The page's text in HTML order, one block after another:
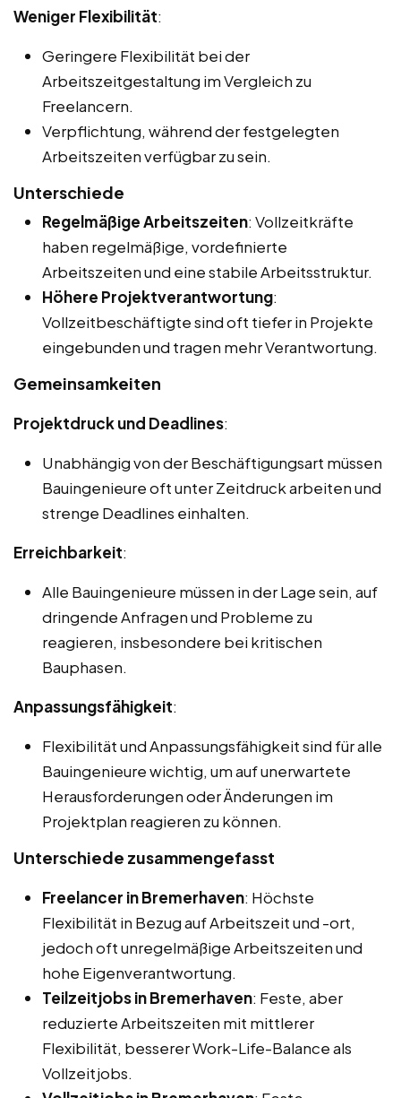
Weniger Flexibilität:
Geringere Flexibilität bei der
Arbeitszeitgestaltung im Vergleich zu
Freelancern.
Verpflichtung, während der festgelegten
Arbeitszeiten verfügbar zu sein.
Unterschiede
Regelmäßige Arbeitszeiten: Vollzeitkräfte
haben regelmäßige, vordefinierte
Arbeitszeiten und eine stabile Arbeitsstruktur.
Höhere Projektverantwortung:
Vollzeitbeschäftigte sind oft tiefer in Projekte
eingebunden und tragen mehr Verantwortung.
Gemeinsamkeiten
Projektdruck und Deadlines:
Unabhängig von der Beschäftigungsart müssen
Bauingenieure oft unter Zeitdruck arbeiten und
strenge Deadlines einhalten.
Erreichbarkeit:
Alle Bauingenieure müssen in der Lage sein, auf
dringende Anfragen und Probleme zu
reagieren, insbesondere bei kritischen
Bauphasen.
Anpassungsfähigkeit:
Flexibilität und Anpassungsfähigkeit sind für alle
Bauingenieure wichtig, um auf unerwartete
Herausforderungen oder Änderungen im
Projektplan reagieren zu können.
Unterschiede zusammengefasst
Freelancer in Bremerhaven: Höchste
Flexibilität in Bezug auf Arbeitszeit und -ort,
jedoch oft unregelmäßige Arbeitszeiten und
hohe Eigenverantwortung.
Teilzeitjobs in Bremerhaven: Feste, aber
reduzierte Arbeitszeiten mit mittlerer
Flexibilität, besserer Work-Life-Balance als
Vollzeitjobs.